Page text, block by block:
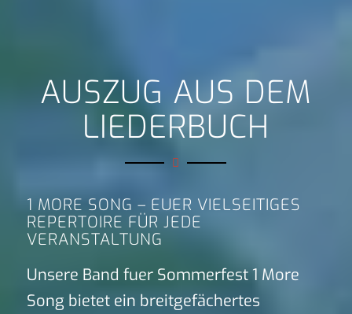
AUSZUG AUS DEM
LIEDERBUCH
1 MORE SONG – EUER VIELSEITIGES
REPERTOIRE FÜR JEDE
VERANSTALTUNG
Unsere Band fuer Sommerfest 1 More
Song bietet ein breitgefächertes